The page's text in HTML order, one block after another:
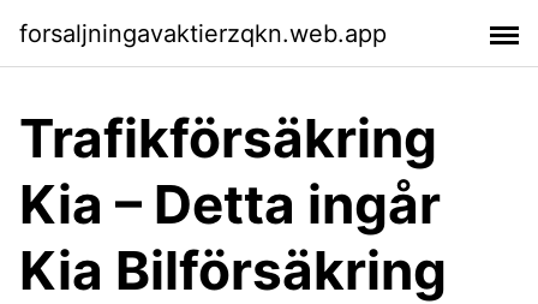
forsaljningavaktierzqkn.web.app
Trafikförsäkring
Kia – Detta ingår
Kia Bilförsäkring